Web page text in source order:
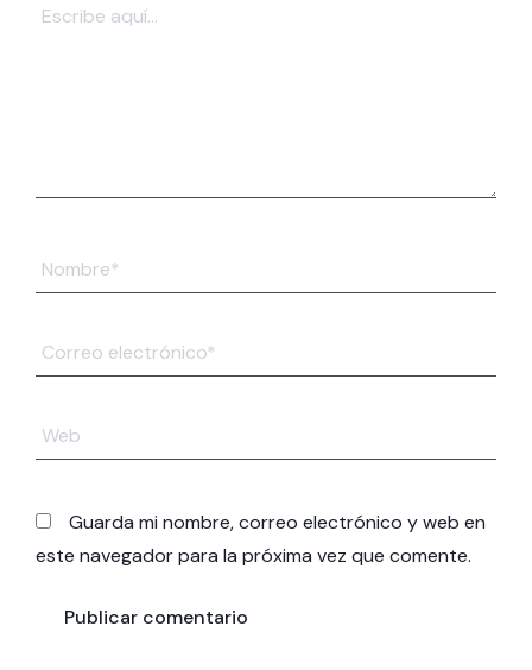
aquí...
electrónico*
Guarda mi nombre, correo electrónico y web en
este navegador para la próxima vez que comente.